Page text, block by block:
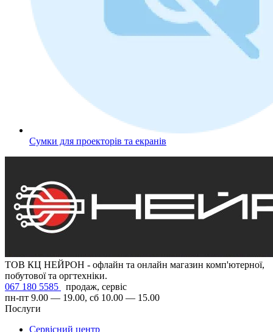
Сумки для проекторів та екранів
ТОВ КЦ НЕЙРОН - офлайн та онлайн магазин комп'ютерної,
побутової та оргтехніки.
067 180 5585
продаж, сервіс
пн-пт 9.00 — 19.00, сб 10.00 — 15.00
Послуги
Сервісний центр